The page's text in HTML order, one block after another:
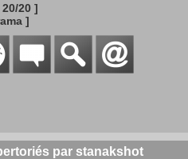
20 ]
]
par stanakshot